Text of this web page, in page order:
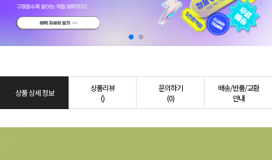
상품 상세 정보
상품리뷰
()
문의하기
(0)
배송/반품/교환
안내